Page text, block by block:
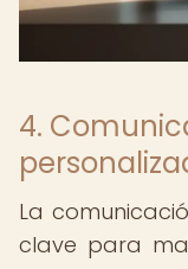
4.
La
clave para